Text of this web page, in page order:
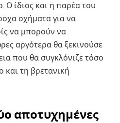
Ο ίδιος και η παρέα του
οχήματα για να
να μπορούν να
αργότερα θα ξεκινούσε
που θα συγκλόνιζε τόσο
και τη βρετανική
αποτυχημένες